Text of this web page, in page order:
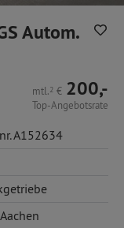
Autom.
mtl.2 € 200,-
Top-Angebotsrate
A152634